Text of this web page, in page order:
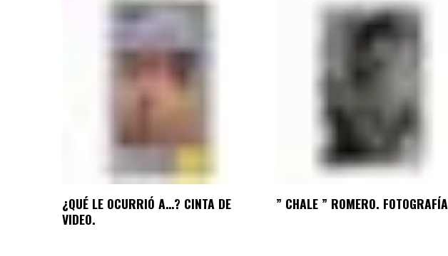
¿QUÉ LE OCURRIÓ A…? CINTA DE
VIDEO.
” CHALE ” ROMERO. FOTOGRAFÍA